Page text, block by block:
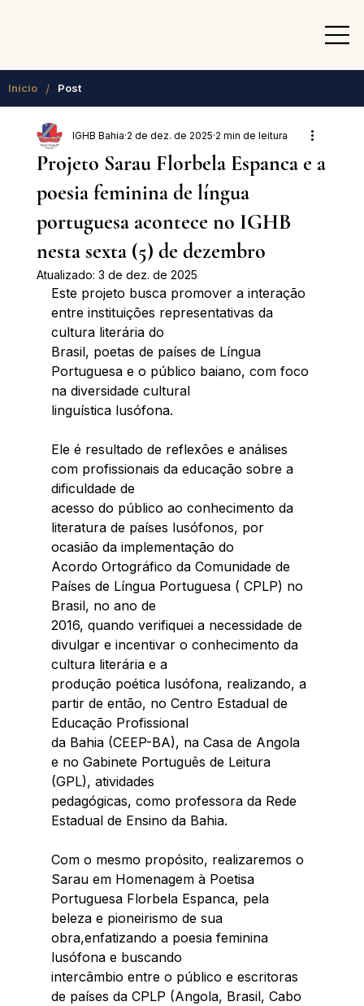
Início / Post
Projeto Sarau Florbela Espanca e a
poesia feminina de língua
portuguesa acontece no IGHB
nesta sexta (5) de dezembro
IGHB Bahia 2 de dez. de 2025 2 min de leitura
Atualizado: 3 de dez. de 2025
Este projeto busca promover a interação
entre instituições representativas da
cultura literária do
Brasil, poetas de países de Língua
Portuguesa e o público baiano, com foco
na diversidade cultural
linguística lusófona.
Ele é resultado de reflexões e análises
com profissionais da educação sobre a
dificuldade de
acesso do público ao conhecimento da
literatura de países lusófonos, por
ocasião da implementação do
Acordo Ortográfico da Comunidade de
Países de Língua Portuguesa ( CPLP) no
Brasil, no ano de
2016, quando verifiquei a necessidade de
divulgar e incentivar o conhecimento da
cultura literária e a
produção poética lusófona, realizando, a
partir de então, no Centro Estadual de
Educação Profissional
da Bahia (CEEP-BA), na Casa de Angola
e no Gabinete Português de Leitura
(GPL), atividades
pedagógicas, como professora da Rede
Estadual de Ensino da Bahia.
Com o mesmo propósito, realizaremos o
Sarau em Homenagem à Poetisa
Portuguesa Florbela Espanca, pela
beleza e pioneirismo de sua
obra,enfatizando a poesia feminina
lusófona e buscando
intercâmbio entre o público e escritoras
de países da CPLP (Angola, Brasil, Cabo